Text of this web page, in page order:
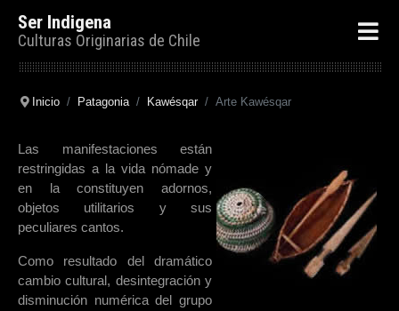
Ser Indigena
Culturas Originarias de Chile
Inicio Patagonia Kawésqar Arte Kawésqar
Las manifestaciones están
restringidas a la vida nómade y
en la constituyen adornos,
objetos utilitarios y sus
peculiares cantos.
Como resultado del dramático
cambio cultural, desintegración y
disminución numérica del grupo